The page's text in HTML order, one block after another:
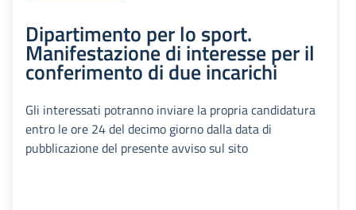
Dipartimento per lo sport.
Manifestazione di interesse per il
conferimento di due incarichi
Gli interessati potranno inviare la propria candidatura
entro le ore 24 del decimo giorno dalla data di
pubblicazione del presente avviso sul sito